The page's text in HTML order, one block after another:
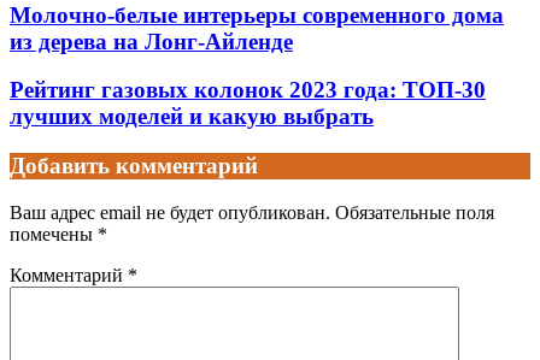
Молочно-белые интерьеры современного дома
из дерева на Лонг-Айленде
Рейтинг газовых колонок 2023 года: ТОП-30
лучших моделей и какую выбрать
Добавить комментарий
Ваш адрес email не будет опубликован. Обязательные поля
помечены *
Комментарий *